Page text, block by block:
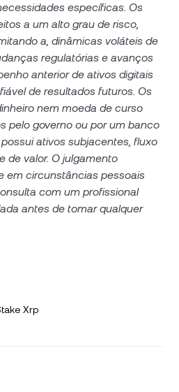
específicas. Os
a um alto grau de risco,
a, dinâmicas voláteis de
regulatórias e avanços
anterior de ativos digitais
de resultados futuros. Os
nem moeda de curso
pelo governo ou por um banco
ativos subjacentes, fluxo
de valor. O julgamento
em circunstâncias pessoais
com um profissional
antes de tomar qualquer
Xrp